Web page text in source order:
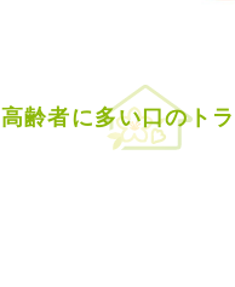
高齢者に多い口のト